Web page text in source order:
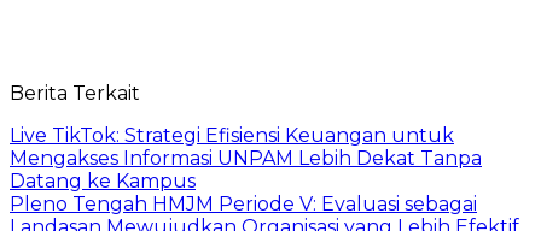
Berita Terkait
Live TikTok: Strategi Efisiensi Keuangan untuk
Mengakses Informasi UNPAM Lebih Dekat Tanpa
Datang ke Kampus
Pleno Tengah HMJM Periode V: Evaluasi sebagai